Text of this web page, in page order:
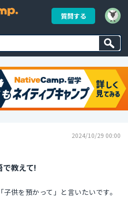
質問する
2024/10/29 00:00
教えて!
供を預かって」と言いたいです。